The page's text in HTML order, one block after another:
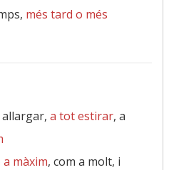
més tard o més
a tot estirar, a
a màxim, com a molt, i